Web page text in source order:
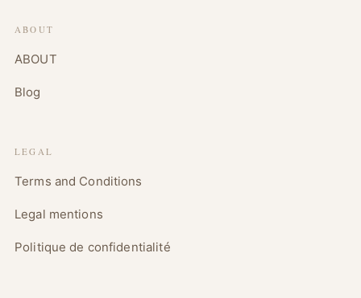
ABOUT
ABOUT
Blog
LEGAL
Terms and Conditions
Legal mentions
Politique de confidentialité